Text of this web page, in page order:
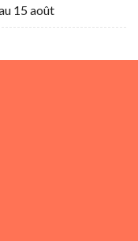
15 août